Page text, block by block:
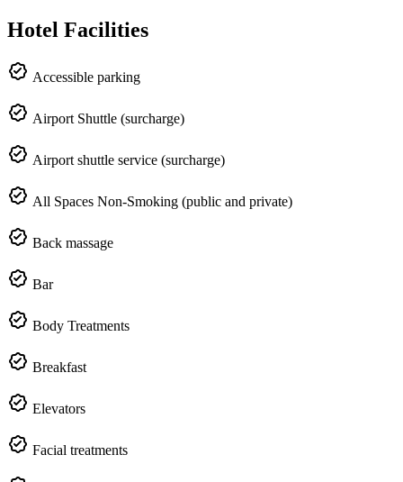
Hotel Facilities
Accessible parking
Airport Shuttle (surcharge)
Airport shuttle service (surcharge)
All Spaces Non-Smoking (public and private)
Back massage
Bar
Body Treatments
Breakfast
Elevators
Facial treatments